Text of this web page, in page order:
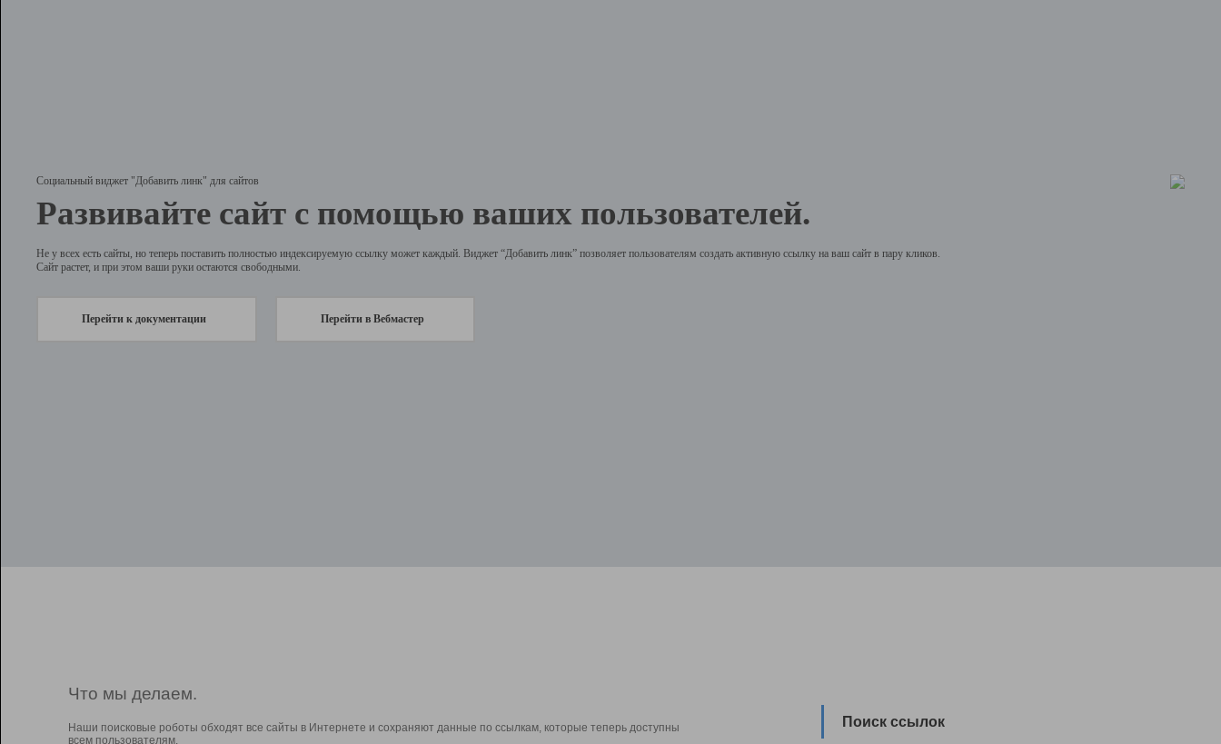
Социальный виджет "Добавить линк" для сайтов
Развивайте сайт с помощью ваших пользователей.
Не у всех есть сайты, но теперь поставить полностью индексируемую ссылку может каждый. Виджет “Добавить линк” позволяет пользователям создать активную ссылку на ваш сайт в пару кликов.
Сайт растет, и при этом ваши руки остаются свободными.
Перейти к документации Перейти в Вебмастер
Что мы делаем.
Наши поисковые роботы обходят все сайты в Интернете и сохраняют данные по ссылкам, которые теперь доступны
всем пользователям.
Поиск ссылок